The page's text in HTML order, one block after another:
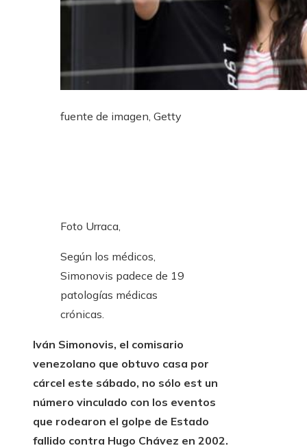
fuente de imagen, Getty
Foto Urraca,
Según los médicos,
Simonovis padece de 19
patologías médicas
crónicas.
Iván Simonovis, el comisario
venezolano que obtuvo casa por
cárcel este sábado, no sólo est un
número vinculado con los eventos
que rodearon el golpe de Estado
fallido contra Hugo Chávez en 2002.